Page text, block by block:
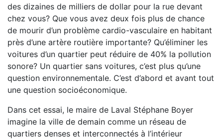
des dizaines de milliers de dollar pour la rue devant
chez vous? Que vous avez deux fois plus de chance
de mourir d’un problème cardio-vasculaire en habitant
près d’une artère routière importante? Qu’éliminer les
voitures d’un quartier peut réduire de 40% la pollution
sonore? Un quartier sans voitures, c’est plus qu’une
question environnementale. C’est d’abord et avant tout
une question socioéconomique.
Dans cet essai, le maire de Laval Stéphane Boyer
imagine la ville de demain comme un réseau de
quartiers denses et interconnectés à l’intérieur